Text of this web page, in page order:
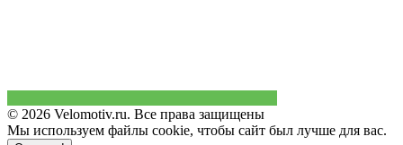
© 2026 Velomotiv.ru. Все права защищены
Мы используем файлы cookie, чтобы сайт был лучше для вас.